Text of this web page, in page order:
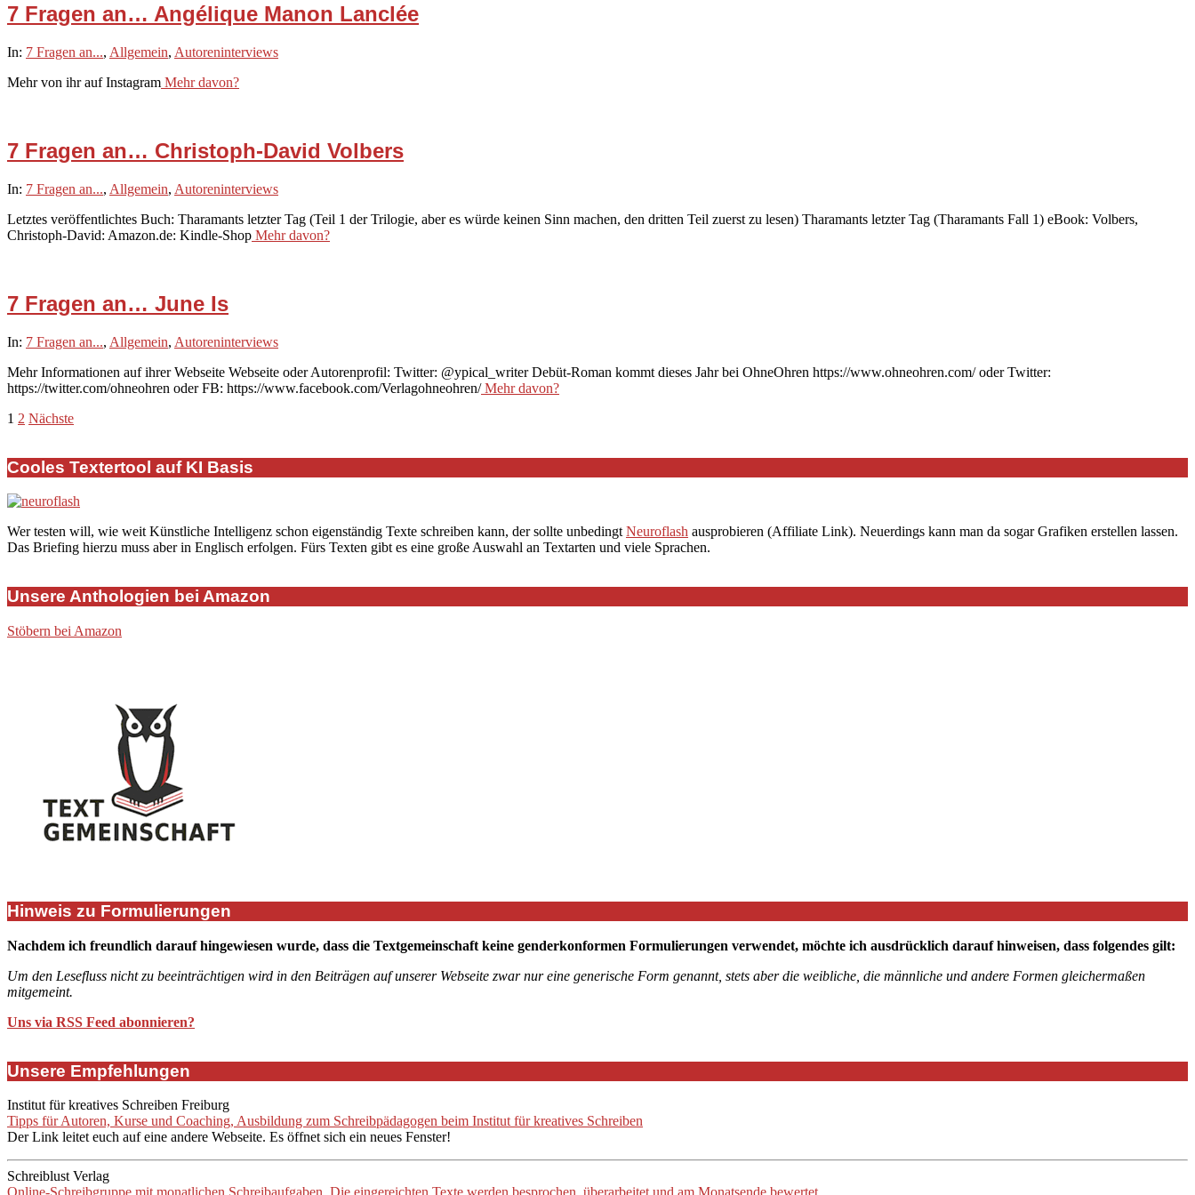
7 Fragen an… Angélique Manon Lanclée
2021-
06
In: 7 Fragen an..., Allgemein, Autoreninterviews
Mehr von ihr auf Instagram Mehr davon?
7 Fragen an… Christoph-David Volbers
2021-
05
In: 7 Fragen an..., Allgemein, Autoreninterviews
Letztes veröffentlichtes Buch: Tharamants letzter Tag (Teil 1 der Trilogie, aber es würde keinen Sinn machen, den dritten Teil zuerst zu lesen) Tharamants letzter Tag (Tharamants Fall 1) eBook: Volbers,
Christoph-David: Amazon.de: Kindle-Shop Mehr davon?
7 Fragen an… June Is
2021-
04
In: 7 Fragen an..., Allgemein, Autoreninterviews
Mehr Informationen auf ihrer Webseite Webseite oder Autorenprofil: Twitter: @ypical_writer Debüt-Roman kommt dieses Jahr bei OhneOhren https://www.ohneohren.com/ oder Twitter:
https://twitter.com/ohneohren oder FB: https://www.facebook.com/Verlagohneohren/Mehr davon?
Seitennummerierung
Beiträge
1 2 Nächste
Cooles Textertool auf KI Basis
Wer testen will, wie weit Künstliche Intelligenz schon eigenständig Texte schreiben kann, der sollte unbedingt Neuroflash ausprobieren (Affiliate Link). Neuerdings kann man da sogar Grafiken erstellen lassen.
Das Briefing hierzu muss aber in Englisch erfolgen. Fürs Texten gibt es eine große Auswahl an Textarten und viele Sprachen.
Unsere Anthologien bei Amazon
Stöbern bei Amazon
Hinweis zu Formulierungen
Nachdem ich freundlich darauf hingewiesen wurde, dass die Textgemeinschaft keine genderkonformen Formulierungen verwendet, möchte ich ausdrücklich darauf hinweisen, dass folgendes gilt:
Um den Lesefluss nicht zu beeinträchtigen wird in den Beiträgen auf unserer Webseite zwar nur eine generische Form genannt, stets aber die weibliche, die männliche und andere Formen gleichermaßen
mitgemeint.
Uns via RSS Feed abonnieren?
Unsere Empfehlungen
Institut für kreatives Schreiben Freiburg
Tipps für Autoren, Kurse und Coaching, Ausbildung zum Schreibpädagogen beim Institut für kreatives Schreiben
Der Link leitet euch auf eine andere Webseite. Es öffnet sich ein neues Fenster!
Schreiblust Verlag